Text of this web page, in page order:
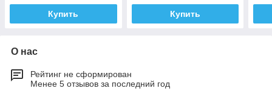
Купить Купить
О нас
Рейтинг не сформирован
Менее 5 отзывов за последний год